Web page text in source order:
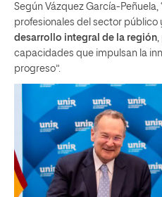
Según Vázquez García-
profesionales del sector público
desarrollo integral de la región
capacidades que impulsan la
progreso”.